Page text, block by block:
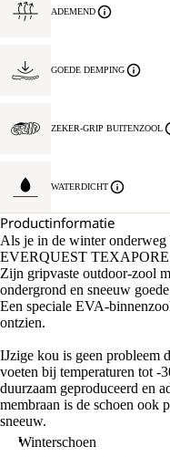
ADEMEND
GOEDE DEMPING
ZEKER-GRIP BUITENZOOL
WATERDICHT
Productinformatie
Als je in de winter
EVERQUEST TEXAPORE
Zijn gripvaste outdoor-zool
ondergrond en sneeuw
Een speciale EVA-
ontzien.
IJzige kou is geen probleem
voeten bij temperaturen tot -
duurzaam geproduceerd en
membraan is de schoen ook
sneeuw.
Winterschoen